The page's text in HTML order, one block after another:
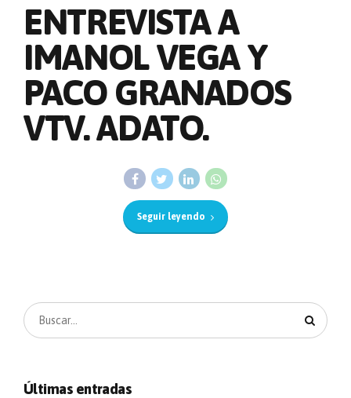
ENTREVISTA A
IMANOL VEGA Y
PACO GRANADOS
VTV. ADATO.
Seguir leyendo
Últimas entradas